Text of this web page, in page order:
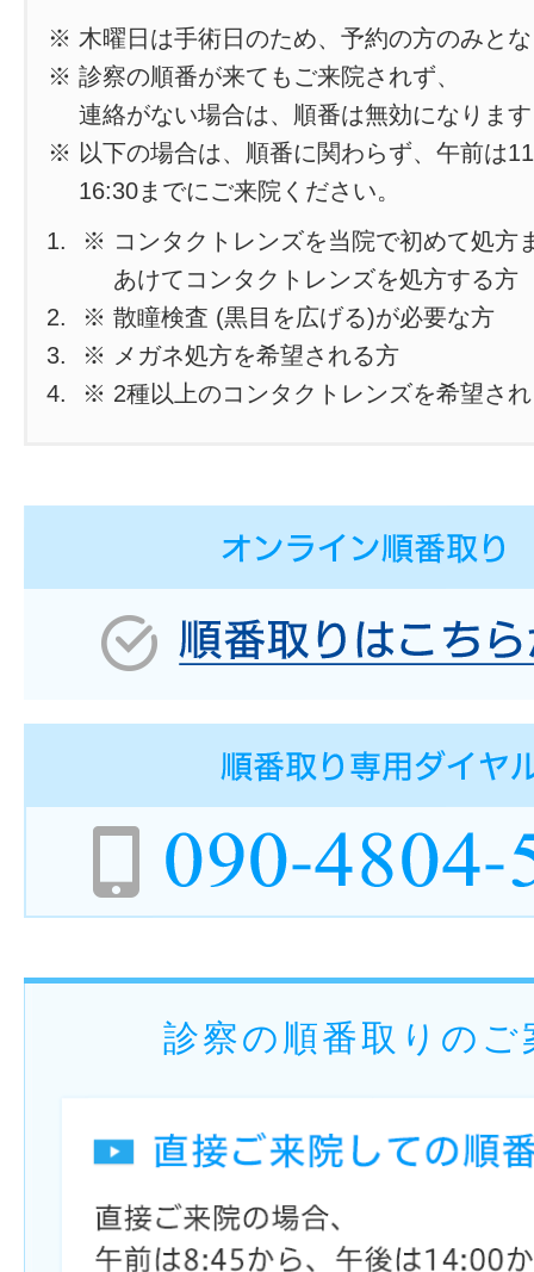
※ 木曜日は手術日のため、予約の方のみと
※ 診察の順番が来てもご来院されず、
連絡がない場合は、順番は無効になりま
※ 以下の場合は、順番に関わらず、午前は
16:30までにご来院ください。
※ コンタクトレンズを当院で初めて処方
あけてコンタクトレンズを処方する方
※ 散瞳検査 (黒目を広げる)が必要な方
※ メガネ処方を希望される方
※ 2種以上のコンタクトレンズを希望さ
診察の順番取りのご